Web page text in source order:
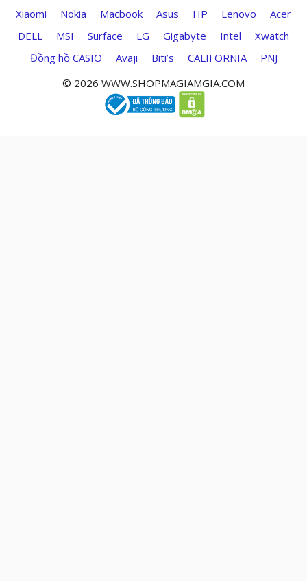
Xiaomi Nokia Macbook Asus HP Lenovo
Acer
DELL
MSI Surface LG Gigabyte Intel
Xwatch
Đồng hồ CASIO
Avaji Biti’s CALIFORNIA
PNJ
© 2026 WWW.SHOPMAGIAMGIA.COM